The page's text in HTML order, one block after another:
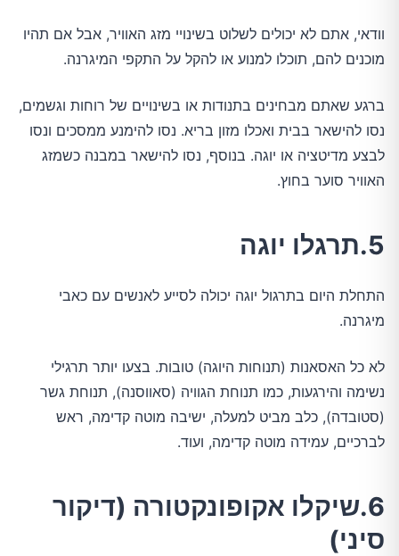
וודאי, אתם לא יכולים לשלוט בשינויי מזג האוויר, אבל אם תהיו
מוכנים להם, תוכלו למנוע או להקל על התקפי המיגרנה.
ברגע שאתם מבחינים בתנודות או בשינויים של רוחות וגשמים,
נסו להישאר בבית ואכלו מזון בריא. נסו להימנע ממסכים ונסו
לבצע מדיטציה או יוגה. בנוסף, נסו להישאר במבנה כשמזג
האוויר סוער בחוץ.
5.תרגלו יוגה
התחלת היום בתרגול יוגה יכולה לסייע לאנשים עם כאבי
מיגרנה.
לא כל האסאנות (תנוחות היוגה) טובות. בצעו יותר תרגילי
נשימה והירגעות, כמו תנוחת הגוויה (סאווסנה), תנוחת גשר
(סטובדה), כלב מביט למעלה, ישיבה מוטה קדימה, ראש
לברכיים, עמידה מוטה קדימה, ועוד.
6.שיקלו אקופונקטורה (דיקור
סיני)